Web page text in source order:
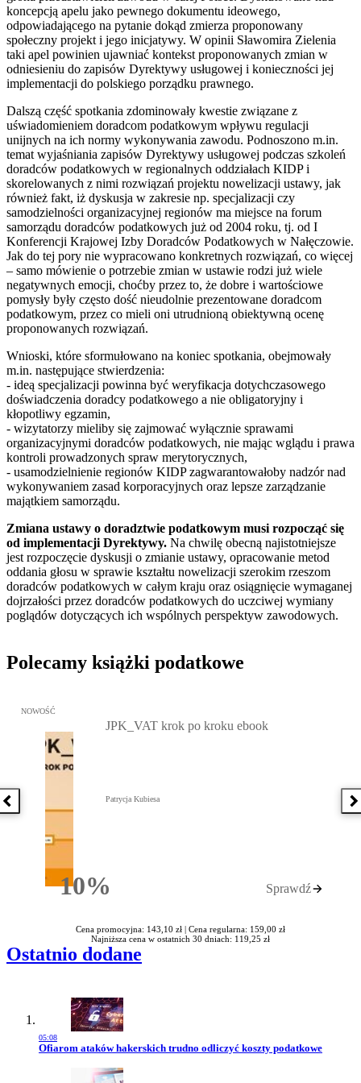
koncepcją apelu jako pewnego dokumentu ideowego,
odpowiadającego na pytanie dokąd zmierza proponowany
społeczny projekt i jego inicjatywy. W opinii Sławomira Zielenia
taki apel powinien ujawniać kontekst proponowanych zmian w
odniesieniu do zapisów Dyrektywy usługowej i konieczności jej
implementacji do polskiego porządku prawnego.
Dalszą część spotkania zdominowały kwestie związane z
uświadomieniem doradcom podatkowym wpływu regulacji
unijnych na ich normy wykonywania zawodu. Podnoszono m.in.
temat wyjaśniania zapisów Dyrektywy usługowej podczas szkoleń
doradców podatkowych w regionalnych oddziałach KIDP i
skorelowanych z nimi rozwiązań projektu nowelizacji ustawy, jak
również fakt, iż dyskusja w zakresie np. specjalizacji czy
samodzielności organizacyjnej regionów ma miejsce na forum
samorządu doradców podatkowych już od 2004 roku, tj. od I
Konferencji Krajowej Izby Doradców Podatkowych w Nałęczowie.
Jak do tej pory nie wypracowano konkretnych rozwiązań, co więcej
– samo mówienie o potrzebie zmian w ustawie rodzi już wiele
negatywnych emocji, choćby przez to, że dobre i wartościowe
pomysły były często dość nieudolnie prezentowane doradcom
podatkowym, przez co mieli oni utrudnioną obiektywną ocenę
proponowanych rozwiązań.
Wnioski, które sformułowano na koniec spotkania, obejmowały
m.in. następujące stwierdzenia:
- ideą specjalizacji powinna być weryfikacja dotychczasowego
doświadczenia doradcy podatkowego a nie obligatoryjny i
kłopotliwy egzamin,
- wizytatorzy mieliby się zajmować wyłącznie sprawami
organizacyjnymi doradców podatkowych, nie mając wglądu i prawa
kontroli prowadzonych spraw merytorycznych,
- usamodzielnienie regionów KIDP zagwarantowałoby nadzór nad
wykonywaniem zasad korporacyjnych oraz lepsze zarządzanie
majątkiem samorządu.
Zmiana ustawy o doradztwie podatkowym musi rozpocząć się
od implementacji Dyrektywy. Na chwilę obecną najistotniejsze
jest rozpoczęcie dyskusji o zmianie ustawy, opracowanie metod
oddania głosu w sprawie kształtu nowelizacji szerokim rzeszom
doradców podatkowych w całym kraju oraz osiągnięcie wymaganej
dojrzałości przez doradców podatkowych do uczciwej wymiany
poglądów dotyczących ich wspólnych perspektyw zawodowych.
Polecamy książki podatkowe
Poprzednia książka
Przejdź do: JPK_VAT krok po kroku ebook, Patrycja Kubiesa -
NOWOŚĆ
10%Rabatu
JPK_VAT krok po kroku ebook
Patrycja Kubiesa
Sprawdź
Cena promocyjna: 143,10 zł | Cena regularna: 159,00 zł
Najniższa cena w ostatnich 30 dniach: 119,25 zł
Ostatnio dodane
05:08
Przejdź do artykułu:
Ofiarom ataków hakerskich trudno odliczyć koszty podatkowe